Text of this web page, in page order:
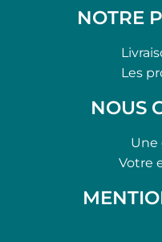
NOTRE
Les
NOUS
Une
Votre